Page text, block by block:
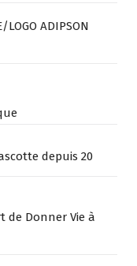
LOGO ADIPSON
depuis 20
de Donner Vie à